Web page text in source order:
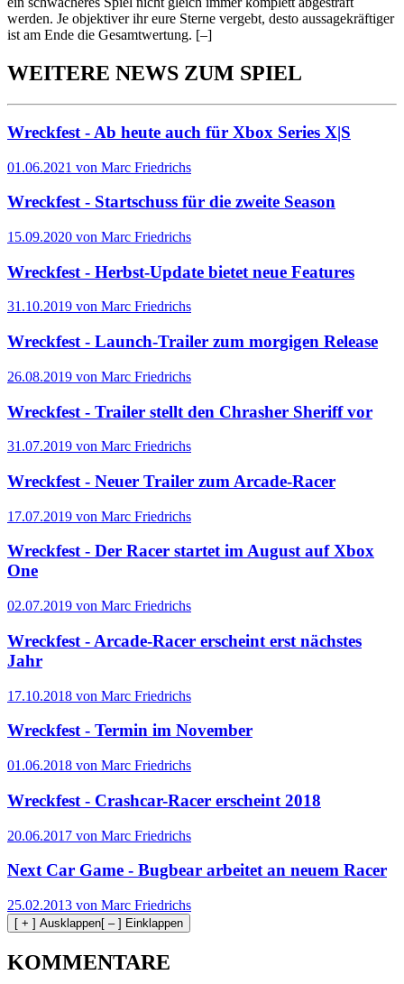
werden. Je objektiver ihr eure Sterne vergebt, desto aussagekräftiger
ist am Ende die Gesamtwertung. [–]
WEITERE NEWS ZUM SPIEL
Wreckfest - Ab heute auch für Xbox Series X|S
01.06.2021 von Marc Friedrichs
Wreckfest - Startschuss für die zweite Season
15.09.2020 von Marc Friedrichs
Wreckfest - Herbst-Update bietet neue Features
31.10.2019 von Marc Friedrichs
Wreckfest - Launch-Trailer zum morgigen Release
26.08.2019 von Marc Friedrichs
Wreckfest - Trailer stellt den Chrasher Sheriff vor
31.07.2019 von Marc Friedrichs
Wreckfest - Neuer Trailer zum Arcade-Racer
17.07.2019 von Marc Friedrichs
Wreckfest - Der Racer startet im August auf Xbox
One
02.07.2019 von Marc Friedrichs
Wreckfest - Arcade-Racer erscheint erst nächstes
Jahr
17.10.2018 von Marc Friedrichs
Wreckfest - Termin im November
01.06.2018 von Marc Friedrichs
Wreckfest - Crashcar-Racer erscheint 2018
20.06.2017 von Marc Friedrichs
Next Car Game - Bugbear arbeitet an neuem Racer
25.02.2013 von Marc Friedrichs
[ + ] Ausklappen[ – ] Einklappen
KOMMENTARE